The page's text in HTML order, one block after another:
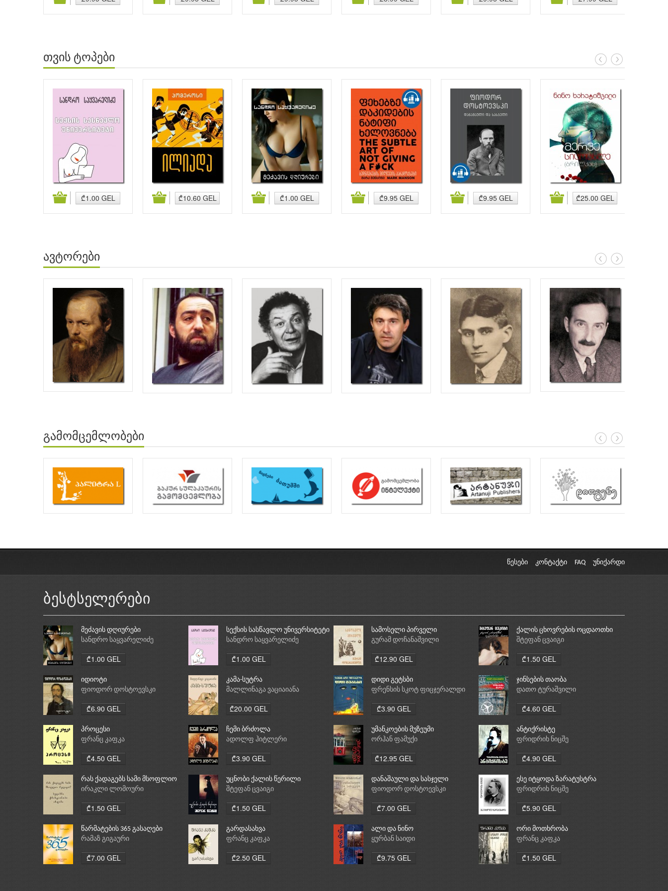
თვის ტოპები
₾1.00 GEL ₾10.60 GEL ₾1.00 GEL ₾9.95 GEL ₾9.95 GEL
კალათაში დამატება ₾25.00 GEL
კალათაში დამატება კალათაში დამატება კალათაში დამატება კალათაში დამატება კალათაში დამატება
ავტორები
გამომცემლობები
წესები კონტაქტი FAQ უნიქარდი
ბესტსელერები
მეძავის დღიურები
სანდრო საყვარელიძე
₾1.00 GEL
სექსის სასწავლო უნივერსიტეტი
სანდრო საყვარელიძე
₾1.00 GEL
სამოსელი პირველი
გურამ დოჩანაშვილი
₾12.90 GEL
ქალის ცხოვრების ოცდაოთხი
საათი
შტეფან ცვაიგი
₾1.50 GEL
იდიოტი
ფიოდორ დოსტოევსკი
₾6.90 GEL
კამა-სუტრა
მალლინაგა ვაციაიანა
₾20.00 GEL
დიდი გეტსბი
ფრენსის სკოტ ფიცჯერალდი
₾3.90 GEL
ჯინსების თაობა
დათო ტურაშვილი
₾4.60 GEL
პროცესი
ფრანც კაფკა
₾4.50 GEL
ჩემი ბრძოლა
ადოლფ ჰიტლერი
₾3.90 GEL
უმანკოების მუზეუმი
ორჰან ფამუქი
₾12.95 GEL
ანტიქრისტე
ფრიდრიხ ნიცშე
₾4.90 GEL
რას ქადაგებს სამი მსოფლიო
რელიგია: ბუდიზმი,
ირაკლი ლომოური
₾1.50 GEL
უცნობი ქალის წერილი
შტეფან ცვაიგი
₾1.50 GEL
დანაშაული და სასჯელი
ფიოდორ დოსტოევსკი
₾7.00 GEL
ესე იტყოდა ზარატუსტრა
ფრიდრიხ ნიცშე
₾5.90 GEL
წარმატების 365 გასაღები
რამაზ გიგაური
₾7.00 GEL
გარდასახვა
ფრანც კაფკა
₾2.50 GEL
ალი და ნინო
ყურბან საიდი
₾9.75 GEL
ორი მოთხრობა
ფრანც კაფკა
₾1.50 GEL